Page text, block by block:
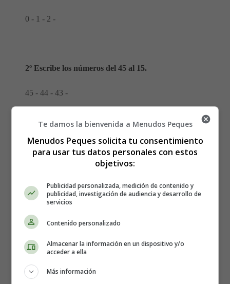
0 - 1 - 2 -
2º Escribe los números del 45 al 15.
45 - 44 - 43 -
3º Escribe los números desde el 0 hasta el 48 de 2 en
4º Ordena los siguientes números de menor a mayor.
8 - 3 - 15 - 38 - 16 - 3 - 11 - 15 -25 - 30
Te damos la bienvenida a Menudos Peques
Menudos Peques solicita tu consentimiento
para usar tus datos personales con estos
objetivos:
Publicidad personalizada, medición de contenido y
publicidad, investigación de audiencia y desarrollo de
servicios
Contenido personalizado
Almacenar la información en un dispositivo y/o
acceder a ella
Más información